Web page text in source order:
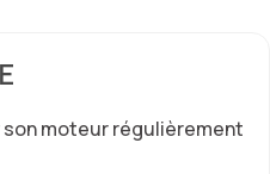
moteur régulièrement